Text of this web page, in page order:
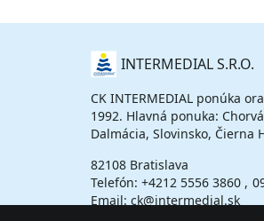
O
NÁS INTERMEDIAL S.R.O.
CK INTERMEDIAL ponúka
1992. Hlavná ponuka:
Dalmácia, Slovinsko, Čierna
82108 Bratislava
Telefón: +4212 5556 3860
Email: ck@intermedial.sk